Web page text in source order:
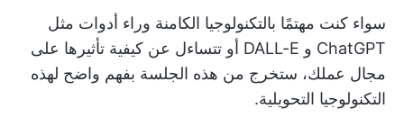
سواء كنت مهتمًا بالتكنولوجيا الكامنة وراء أدوات مثل
ChatGPT و DALL-E أو تتساءل عن كيفية تأثيرها على
مجال عملك، ستخرج من هذه الجلسة بفهم واضح لهذه
التكنولوجيا التحويلية.